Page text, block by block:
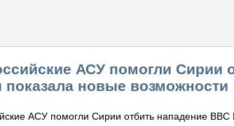
АСУ помогли Сирии
показала новые возможности